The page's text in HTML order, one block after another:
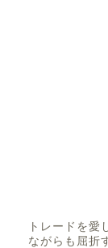
トレードを愛
ながらも屈折